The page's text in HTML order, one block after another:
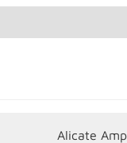
Alicate